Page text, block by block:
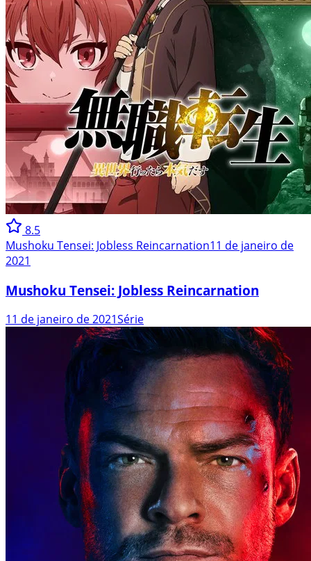
8.5
Mushoku Tensei: Jobless Reincarnation11 de janeiro de
2021
Mushoku Tensei: Jobless Reincarnation
11 de janeiro de 2021Série